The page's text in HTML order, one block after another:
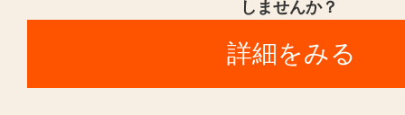
しませんか？
詳細をみる